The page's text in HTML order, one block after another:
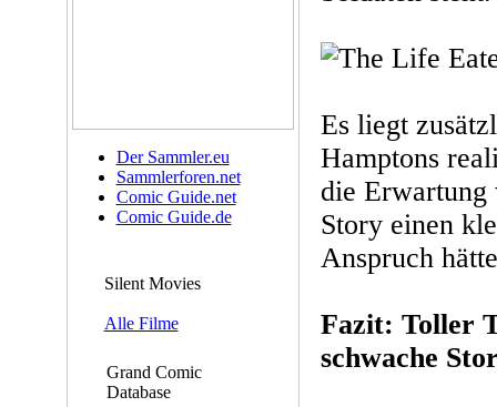
Der Sammler.eu
Sammlerforen.net
Comic Guide.net
Comic Guide.de
Silent Movies
Alle Filme
Grand Comic
Database
Es liegt
Hamptons
die Erwartung
Story einen
Anspruch
Fazit: Toller
schwache